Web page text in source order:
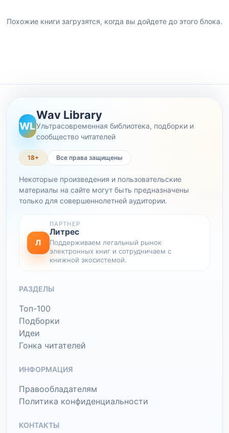
Похожие книги загрузятся, когда вы дойдете до этого блока.
WL
Wav Library
Ультрасовременная библиотека, подборки и
сообщество читателей
18+ Все права защищены
Некоторые произведения и пользовательские
материалы на сайте могут быть предназначены
только для совершеннолетней аудитории.
Л
ПАРТНЕР
Литрес
Поддерживаем легальный рынок
электронных книг и сотрудничаем с
книжной экосистемой.
РАЗДЕЛЫ
Топ-100
Подборки
Идеи
Гонка читателей
ИНФОРМАЦИЯ
Правообладателям
Политика конфиденциальности
КОНТАКТЫ